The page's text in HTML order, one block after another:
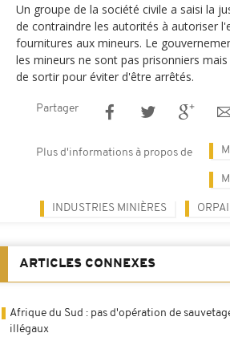
Un groupe de la société civile a saisi la
de contraindre les autorités à autoriser
fournitures aux mineurs. Le
les mineurs ne sont pas prisonniers
de sortir pour éviter d'être arrêtés.
Partager
Plus d'informations à propos de
INDUSTRIES MINIÈRES
ARTICLES CONNEXES
Afrique du Sud : pas d'opération de
illégaux